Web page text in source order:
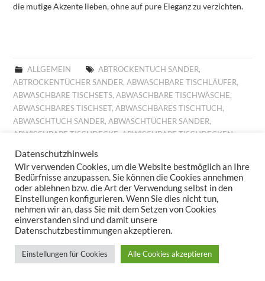
die mutige Akzente lieben, ohne auf pure Eleganz zu verzichten.
ALLGEMEIN ABTROCKENTUCH SANDER,
ABTROCKENTÜCHER SANDER,ABWASCHBARE TISCHLÄUFER,
ABWASCHBARE TISCHSETS,ABWASCHBARE TISCHWÄSCHE,
ABWASCHBARES TISCHSET,ABWASCHBARES TISCHTUCH,
ABWASCHTUCH SANDER,ABWASCHTÜCHER SANDER,
ABWISCHBARE TISCHDECKE
ABWISCHBARE TISCHDECKEN
ABWISCHBARES TISCHTUCH
ALLROUND BASKET GOBELIN , AUFLEGER GOBELIN,BESTICKTE
WOLLKISSEN,BESTICKTES WOLLKISSEN,BILLIGE KISSEN,
BILLIGE TISCHDECKE,BILLIGE TISCHLÄUFER, BILLIGE
TISCHWÄSCHE,BILLIGES TISCHTUCH,BROTKORB FRÜHLING
BROTKORB HERBST,BROTKORB SANDER
DIGITALDRUCK FRÜHLING
TISCHDECKE,FESTLICHE TISCHDECKEN,FESTLICHE
TISCHTÜCHER,FESTLICHES TISCHTUCH,
Datenschutzhinweis
Wir verwenden Cookies, um die Website bestmöglich an Ihre
Bedürfnisse anzupassen. Sie können die Cookies annehmen
oder ablehnen bzw. die Art der Verwendung selbst in den
Einstellungen konfigurieren. Wenn Sie dies nicht tun,
nehmen wir an, dass Sie mit dem Setzen von Cookies
einverstanden sind und damit unsere
Datenschutzbestimmungen akzeptieren.
Einstellungen für Cookies Alle Cookies akzeptieren